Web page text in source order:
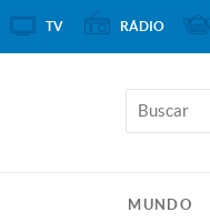
MUNDO
TV RÁDIO